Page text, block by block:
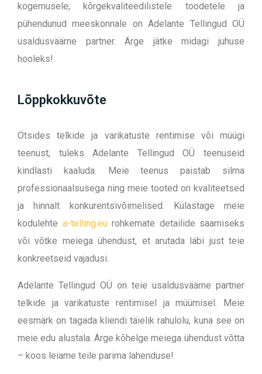
kogemusele, kõrgekvaliteedilistele toodetele ja
pühendunud meeskonnale on Adelante Tellingud OÜ
usaldusväärne partner.Ärge jätke midagi juhuse
hooleks!
Lõppkokkuvõte
Otsides telkide ja varikatuste rentimise või müügi
teenust, tuleks Adelante Tellingud OÜ teenuseid
kindlasti kaaluda. Meie teenus paistab silma
professionaalsusega ning meie tooted on kvaliteetsed
ja hinnalt konkurentsivõimelised. Külastage meie
kodulehte a-telling.eurohkemate detailide saamiseks
või võtke meiega ühendust, et arutada läbi just teie
konkreetseid vajadusi.
Adelante Tellingud OÜ on teie usaldusväärne partner
telkide ja varikatuste rentimisel ja müümisel. Meie
eesmärk on tagada kliendi täielik rahulolu, kuna see on
meie edu alustala. Ärge kõhelge meiega ühendust võtta
– koos leiame teile parima lahenduse!